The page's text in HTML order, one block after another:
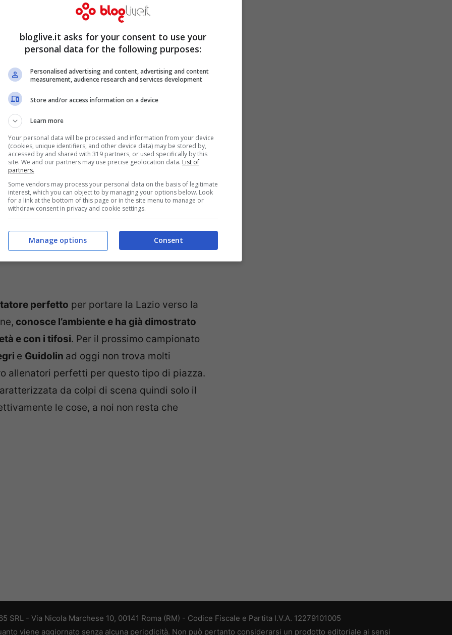
Petkovic prenderebbe ufficialmente la
l’ufficialità del nuovo ct ci sarà entro
l’allenatore biancoceleste, si
in cristi come quello laziale. A
consensuale già nelle prossime
tra i meandri di Formello, tra tutti però ce
su gli altri:Reja.
perfetto per portare la Lazio verso la
conosce l’ambiente e ha già dimostrato
e con i tifosi. Per il prossimo campionato
e Guidolin ad oggi non trova molti
allenatori perfetti per questo tipo di piazza.
da colpi di scena quindi solo il
le cose, a noi non resta che
SRL - Via Nicola Marchese 10, 00141 Roma (RM) - Codice Fiscale e Partita I.V.A. 12279101005
viene aggiornato senza alcuna periodicità. Non può pertanto considerarsi un prodotto editoriale ai sensi
bloglive.it asks for your consent to use your
personal data for the following purposes:
Personalised advertising and content, advertising and content
measurement, audience research and services development
Store and/or access information on a device
Learn more
Your personal data will be processed and information from your device
(cookies, unique identifiers, and other device data) may be stored by,
accessed by and shared with 319 partners, or used specifically by this
site. We and our partners may use precise geolocation data. List of
partners.
Some vendors may process your personal data on the basis of legitimate
interest, which you can object to by managing your options below. Look
for a link at the bottom of this page or in the site menu to manage or
withdraw consent in privacy and cookie settings.
Consent
Manage options